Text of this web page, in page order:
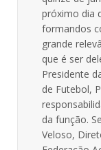
próximo dia
formandos
grande
que é ser
Presidente
de Futebol,
da função.
Veloso,